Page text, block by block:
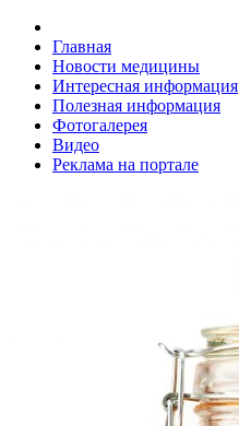
Главная
Новости медицины
Интересная информация
Полезная информация
Фотогалерея
Видео
Реклама на портале